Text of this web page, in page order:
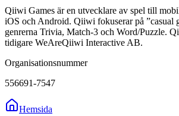
Qiiwi Games är en utvecklare av spel till
iOS och Android. Qiiwi fokuserar på ”casual
genrerna Trivia, Match-3 och Word/Puzzle.
tidigare WeAreQiiwi Interactive AB.
Organisationsnummer
556691-7547
Hemsida